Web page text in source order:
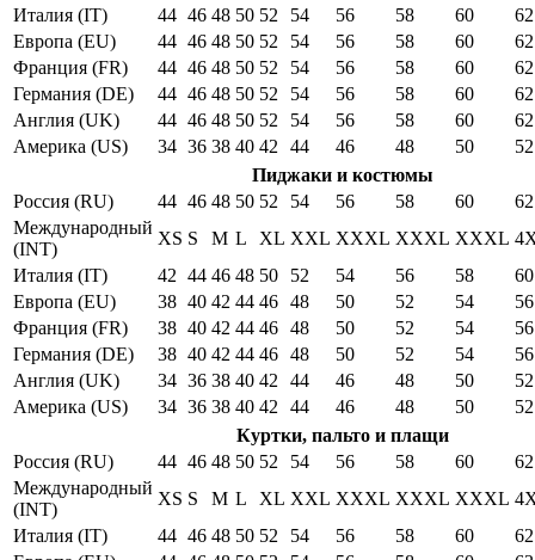
Италия (IT)
44 46 48 50 52 54 56 58 60
62
Европа (EU)
44 46 48 50 52 54 56 58 60
62
Франция (FR)
44 46 48 50 52 54 56 58 60
62
Германия (DE)
44 46 48 50 52 54 56 58 60
62
Англия (UK)
44 46 48 50 52 54 56 58 60
62
Америка (US)
34 36 38 40 42 44 46 48 50
52
Пиджаки и костюмы
Россия (RU)
44 46 48 50 52 54 56 58 60
62
Международный
(INT)
XS S M L XL XXL XXXL XXXL XXXL
Италия (IT)
42 44 46 48 50 52 54 56 58
60
Европа (EU)
38 40 42 44 46 48 50 52 54
56
Франция (FR)
38 40 42 44 46 48 50 52 54
56
Германия (DE)
38 40 42 44 46 48 50 52 54
56
Англия (UK)
34 36 38 40 42 44 46 48 50
52
Америка (US)
34 36 38 40 42 44 46 48 50
52
Куртки, пальто и плащи
Россия (RU)
44 46 48 50 52 54 56 58 60
62
Международный
(INT)
XS S M L XL XXL XXXL XXXL XXXL
Италия (IT)
44 46 48 50 52 54 56 58 60
62